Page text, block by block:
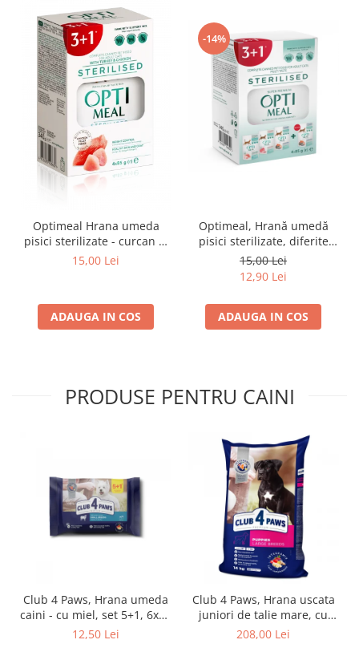
Optimeal Hrana umeda
pisici sterilizate - curcan si
pui in sos, set 3+1,
15,00 Lei
ADAUGA IN COS
-14%
Optimeal, Hrană umedă
pisici sterilizate, diferite
arome, (3+1), 0.34kg
15,00 Lei
12,90 Lei
ADAUGA IN COS
PRODUSE PENTRU CAINI
Club 4 Paws, Hrana umeda
caini - cu miel, set 5+1, 6x80
g
12,50 Lei
Club 4 Paws, Hrana uscata
juniori de talie mare, cu
pui, 14kg
208,00 Lei